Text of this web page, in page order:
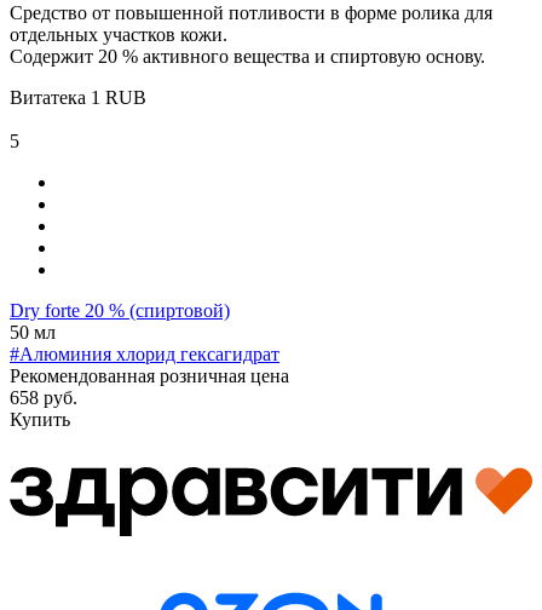
Средство от повышенной потливости в форме ролика для
отдельных участков кожи.
Содержит 20 % активного вещества и спиртовую основу.
Витатека 1 RUB
5
Dry forte 20 % (спиртовой)
50 мл
#Алюминия хлорид гексагидрат
Рекомендованная розничная цена
658 руб.
Купить